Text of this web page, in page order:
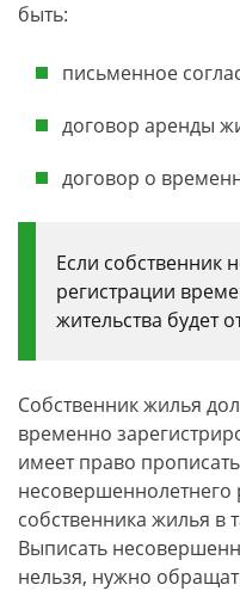
быть:
письменное
договор аренды
договор о
Если собственник
регистрации
жительства будет
Собственник жилья
временно
имеет право
несовершеннолетнего
собственника жилья в
Выписать
нельзя, нужно